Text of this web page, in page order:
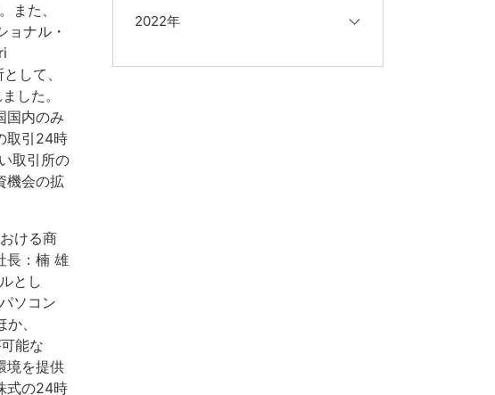
また、
ナル・
して、
した。
国内のみ
取引24時
取引所の
機会の拡
ける商
長：楠 雄
とし
ソコン
、
能な
境を提供
式の24時
2022年